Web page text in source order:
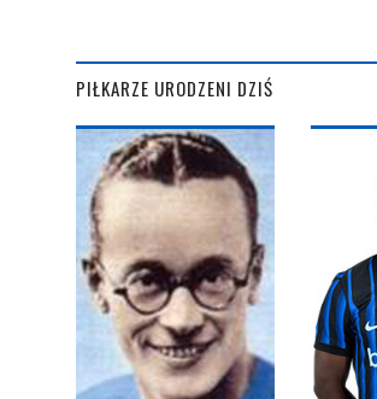
PIŁKARZE URODZENI DZIŚ